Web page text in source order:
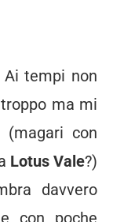
tempi non
ma mi
(magari con
Lotus Vale?)
davvero
con poche